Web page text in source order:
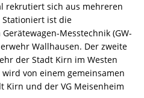
rekrutiert sich aus mehreren
Stationiert ist die
Messtechnik (GW-
Wallhausen. Der zweite
der Stadt Kirn im Westen
von einem gemeinsamen
Kirn und der VG Meisenheim